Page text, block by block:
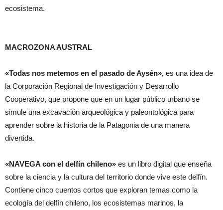
ecosistema.
MACROZONA AUSTRAL
«Todas nos metemos en el pasado de Aysén», es una idea de
la Corporación Regional de Investigación y Desarrollo
Cooperativo, que propone que en un lugar público urbano se
simule una excavación arqueológica y paleontológica para
aprender sobre la historia de la Patagonia de una manera
divertida.
«NAVEGA con el delfín chileno» es un libro digital que enseña
sobre la ciencia y la cultura del territorio donde vive este delfín.
Contiene cinco cuentos cortos que exploran temas como la
ecología del delfín chileno, los ecosistemas marinos, la